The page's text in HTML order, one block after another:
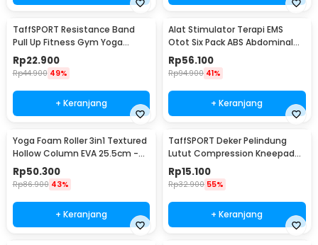
TaffSPORT Resistance Band
Pull Up Fitness Gym Yoga
Pilates Latex Size M - Y66OR
Rp22.900
Rp44.900 49%
+ Keranjang
Alat Stimulator Terapi EMS
Otot Six Pack ABS Abdominal
Muscle - 068R2
Rp56.100
Rp94.900 41%
+ Keranjang
Yoga Foam Roller 3in1 Textured
Hollow Column EVA 25.5cm -
H0031
Rp50.300
Rp86.900 43%
+ Keranjang
TaffSPORT Deker Pelindung
Lutut Compression Kneepad
Gym Fitness 1 PCS M - SS7
Rp15.100
Rp32.900 55%
+ Keranjang